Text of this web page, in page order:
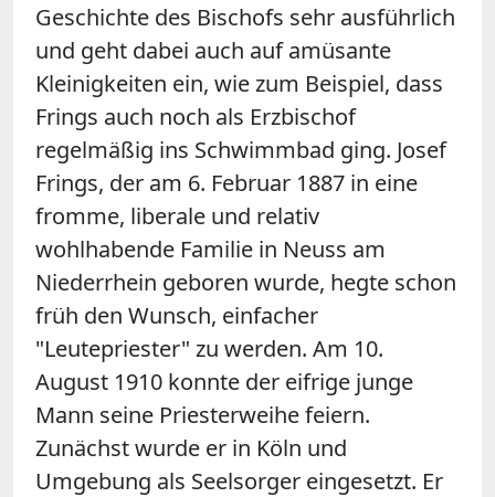
Geschichte des Bischofs sehr ausführlich
und geht dabei auch auf amüsante
Kleinigkeiten ein, wie zum Beispiel, dass
Frings auch noch als Erzbischof
regelmäßig ins Schwimmbad ging. Josef
Frings, der am 6. Februar 1887 in eine
fromme, liberale und relativ
wohlhabende Familie in Neuss am
Niederrhein geboren wurde, hegte schon
früh den Wunsch, einfacher
"Leutepriester" zu werden. Am 10.
August 1910 konnte der eifrige junge
Mann seine Priesterweihe feiern.
Zunächst wurde er in Köln und
Umgebung als Seelsorger eingesetzt. Er